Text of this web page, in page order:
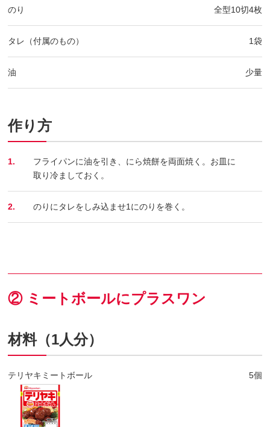
のり 全型10切4枚
タレ（付属のもの） 1袋
油 少量
作り方
1.
フライパンに油を引き、にら焼餅を両面焼く。お皿に
取り冷ましておく。
2. のりにタレをしみ込ませ1にのりを巻く。
② ミートボールにプラスワン
材料（1人分）
テリヤキミートボール 5個